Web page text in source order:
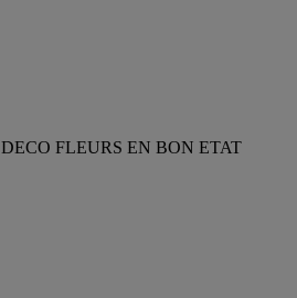
FLEURS EN BON ETAT